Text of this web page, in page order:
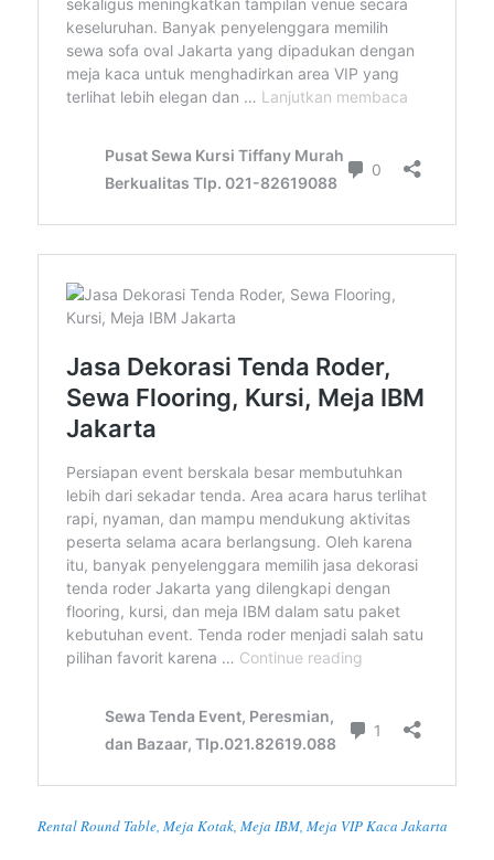
Rental Round Table, Meja Kotak, Meja IBM, Meja VIP Kaca Jakarta